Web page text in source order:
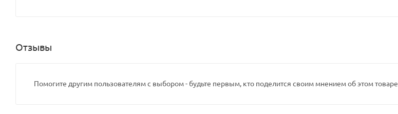
Отзывы
Помогите другим пользователям с выбором - будьте первым, кто поделится своим мнением об этом товаре